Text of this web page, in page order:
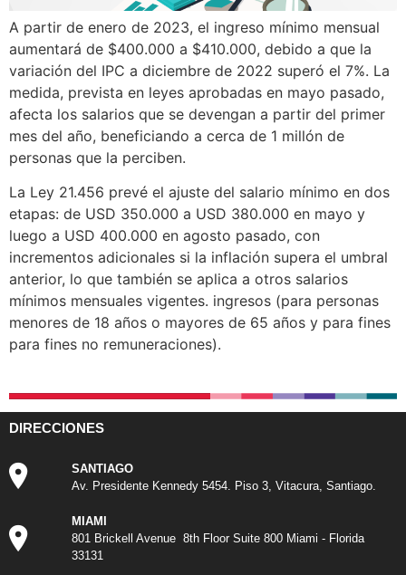
A partir de enero de 2023, el ingreso mínimo mensual
aumentará de $400.000 a $410.000, debido a que la
variación del IPC a diciembre de 2022 superó el 7%. La
medida, prevista en leyes aprobadas en mayo pasado,
afecta los salarios que se devengan a partir del primer
mes del año, beneficiando a cerca de 1 millón de
personas que la perciben.
La Ley 21.456 prevé el ajuste del salario mínimo en dos
etapas: de USD 350.000 a USD 380.000 en mayo y
luego a USD 400.000 en agosto pasado, con
incrementos adicionales si la inflación supera el umbral
anterior, lo que también se aplica a otros salarios
mínimos mensuales vigentes. ingresos (para personas
menores de 18 años o mayores de 65 años y para fines
para fines no remuneraciones).
DIRECCIONES
SANTIAGO
Av. Presidente Kennedy 5454. Piso 3, Vitacura, Santiago.
MIAMI
801 Brickell Avenue 8th Floor Suite 800 Miami - Florida
33131